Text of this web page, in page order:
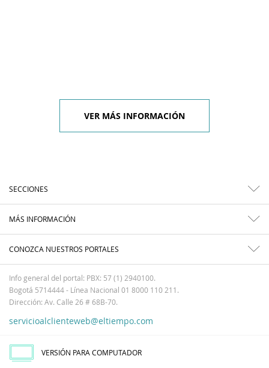
VER MÁS INFORMACIÓN
SECCIONES
MÁS INFORMACIÓN
CONOZCA NUESTROS PORTALES
Info general del portal: PBX: 57 (1) 2940100.
Bogotá 5714444 - Línea Nacional 01 8000 110 211.
Dirección: Av. Calle 26 # 68B-70.
servicioalclienteweb@eltiempo.com
VERSIÓN PARA COMPUTADOR